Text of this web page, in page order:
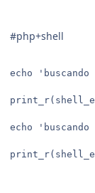
#php+shell
echo
echo